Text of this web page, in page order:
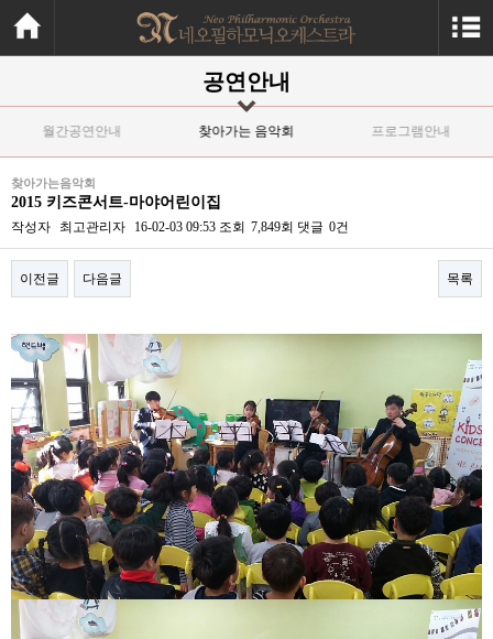
공연안내
월간공연안내 찾아가는 음악회 프로그램안내
찾아가는음악회
2015 키즈콘서트-마야어린이집
작성자 최고관리자 16-02-03 09:53 조회 7,849회 댓글 0건
이전글 다음글 목록
본문